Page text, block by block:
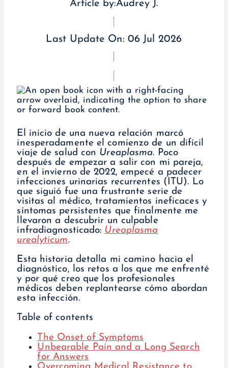
Article by:Audrey J.
Last Update On: 06 Jul 2026
El inicio de una nueva relación marcó
inesperadamente el comienzo de un difícil
viaje de salud con Ureaplasma. Poco
después de empezar a salir con mi pareja,
en el invierno de 2022, empecé a padecer
infecciones urinarias recurrentes (ITU). Lo
que siguió fue una frustrante serie de
visitas al médico, tratamientos ineficaces y
síntomas persistentes que finalmente me
llevaron a descubrir un culpable
infradiagnosticado: Ureaplasma
urealyticum.
Esta historia detalla mi camino hacia el
diagnóstico, los retos a los que me enfrenté
y por qué creo que los profesionales
médicos deben replantearse cómo abordan
esta infección.
Table of contents
The Onset of Symptoms
Unbearable Pain and a Long Search
for Answers